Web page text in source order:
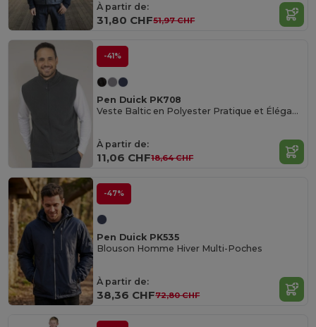
À partir de:
31,80 CHF51,97 CHF
-41%
Pen Duick PK708
Veste Baltic en Polyester Pratique et Élégante
À partir de:
11,06 CHF18,64 CHF
-47%
Pen Duick PK535
Blouson Homme Hiver Multi-Poches
À partir de:
38,36 CHF72,80 CHF